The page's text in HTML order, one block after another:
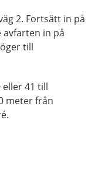
2. Fortsätt in på
avfarten in på
till
eller 41 till
meter från